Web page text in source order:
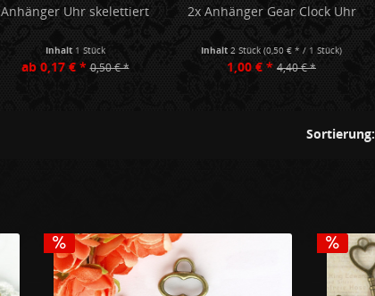
Anhänger Uhr skelettiert
Inhalt 1 Stück
ab 0,17 € * 0,50 € *
2x Anhänger Gear Clock Uhr
Inhalt 2 Stück (0,50 € * / 1 Stück)
1,00 € * 4,40 € *
Sortierung: